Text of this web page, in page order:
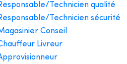
Technicien qualité
Technicien sécurité
Conseil
Livreur